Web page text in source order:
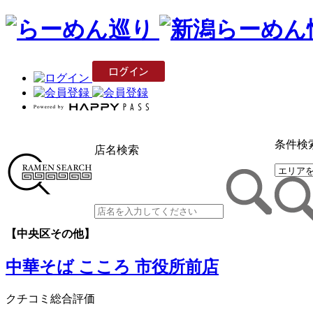
店名検索 条件検
【中央区その他】
中華そば こころ 市役所前店
クチコミ総合評価